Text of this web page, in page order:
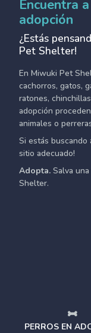
Encuentra
adopción
¿Estás
Pet Shelter!
En Miwuki Pet
cachorros, gatos,
ratones,
adopción
animales o
Si estás buscando
sitio adecuado!
Adopta. Salva
Shelter.
PERROS EN